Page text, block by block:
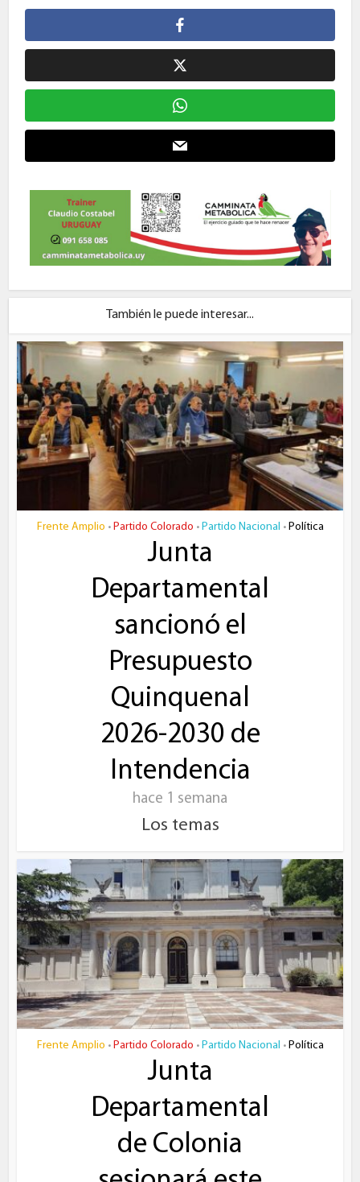
También le puede interesar...
Frente Amplio • Partido Colorado • Partido Nacional • Política
Junta
Departamental
sancionó el
Presupuesto
Quinquenal
2026-2030 de
Intendencia
hace 1 semana
Los temas
Frente Amplio • Partido Colorado • Partido Nacional • Política
Junta
Departamental
de Colonia